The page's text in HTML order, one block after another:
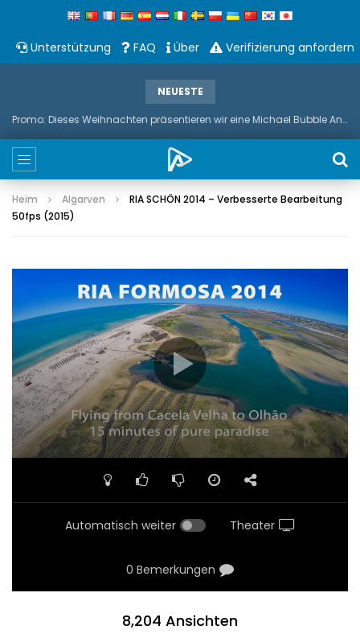
Unterstützung FAQ Über Verifizierung anfordern
NEUESTE
Promo: Dieses Weihnachten präsentieren wir eine Michael Bubble And Sax Duets
Heim Algarven
RIA SCHÖN 2014 – Verbesserte Bearbeitung
50fps (2015)
Automatisch weiter Theater
0 Bemerkungen
8,204 Ansichten